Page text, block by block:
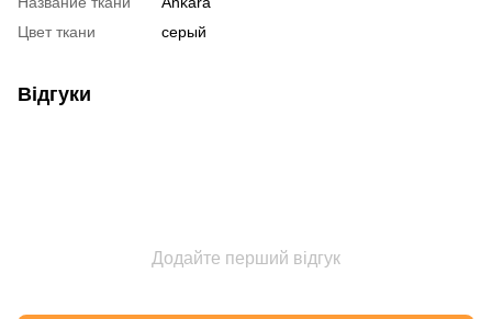
Цвет ткани
серый
Відгуки
Додайте перший відгук